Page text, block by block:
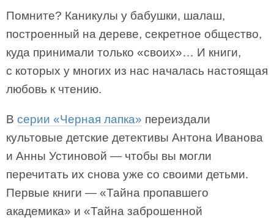
Помните? Каникулы у бабушки, шалаш,
построенный на дереве, секретное общество,
куда принимали только «своих»… И книги,
с которых у многих из нас началась настоящая
любовь к чтению.
В серии «Черная лапка» переиздали
культовые детские детективы Антона Иванова
и Анны Устиновой — чтобы вы могли
перечитать их снова уже со своими детьми.
Первые книги — «Тайна пропавшего
академика» и «Тайна заброшенной